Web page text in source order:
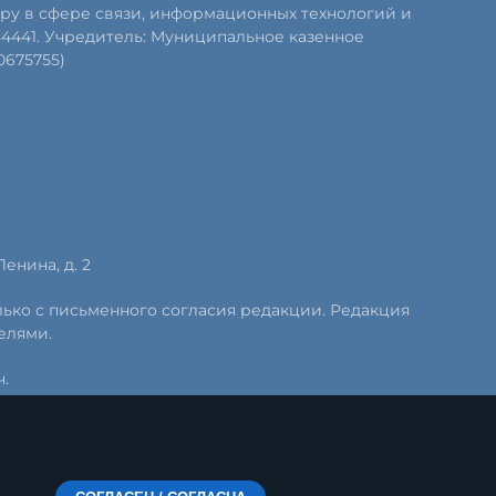
в сфере связи, информационных технологий и
Учредитель: Муниципальное казенное
д. 2
с письменного согласия редакции. Редакция